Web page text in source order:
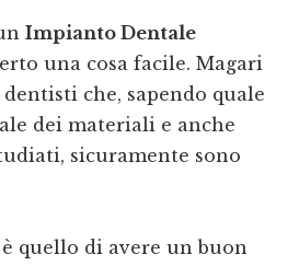
Impianto Dentale
una cosa facile. Magari
che, sapendo quale
dei materiali e anche
sicuramente sono
quello di avere un buon